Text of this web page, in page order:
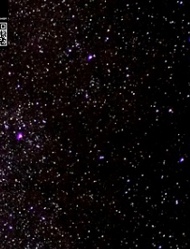
ungekürzt an den